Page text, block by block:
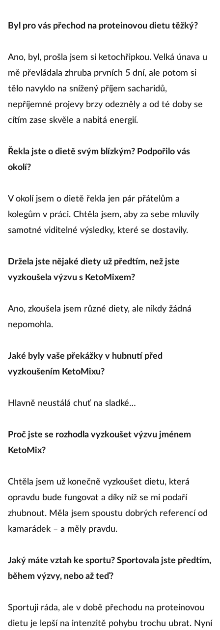
Byl pro vás přechod na proteinovou dietu těžký?
Ano, byl, prošla jsem si ketochřipkou. Velká únava u
mě převládala zhruba prvních 5 dní, ale potom si
tělo navyklo na snížený příjem sacharidů,
nepříjemné projevy brzy odezněly a od té doby se
cítím zase skvěle a nabitá energií.
Řekla jste o dietě svým blízkým? Podpořilo vás
okolí?
V okolí jsem o dietě řekla jen pár přátelům a
kolegům v práci. Chtěla jsem, aby za sebe mluvily
samotné viditelné výsledky, které se dostavily.
Držela jste nějaké diety už předtím, než jste
vyzkoušela výzvu s KetoMixem?
Ano, zkoušela jsem různé diety, ale nikdy žádná
nepomohla.
Jaké byly vaše překážky v hubnutí před
vyzkoušením KetoMixu?
Hlavně neustálá chuť na sladké…
Proč jste se rozhodla vyzkoušet výzvu jménem
KetoMix?
Chtěla jsem už konečně vyzkoušet dietu, která
opravdu bude fungovat a díky níž se mi podaří
zhubnout. Měla jsem spoustu dobrých referencí od
kamarádek – a měly pravdu.
Jaký máte vztah ke sportu? Sportovala jste předtím,
během výzvy, nebo až teď?
Sportuji ráda, ale v době přechodu na proteinovou
dietu je lepší na intenzitě pohybu trochu ubrat. Nyní